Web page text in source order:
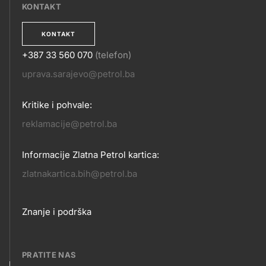
KONTAKT
KONTAKT
KONTAKT
+387 33 560 070 (telefon)
uprava.sarajevo@petrol.ba
Kritike i pohvale:
reklamacije@petrol.ba
Informacije Zlatna Petrol kartica:
zlatnakartica.bih@petrol.ba
Footer
Znanje i podrška
PRATITE NAS